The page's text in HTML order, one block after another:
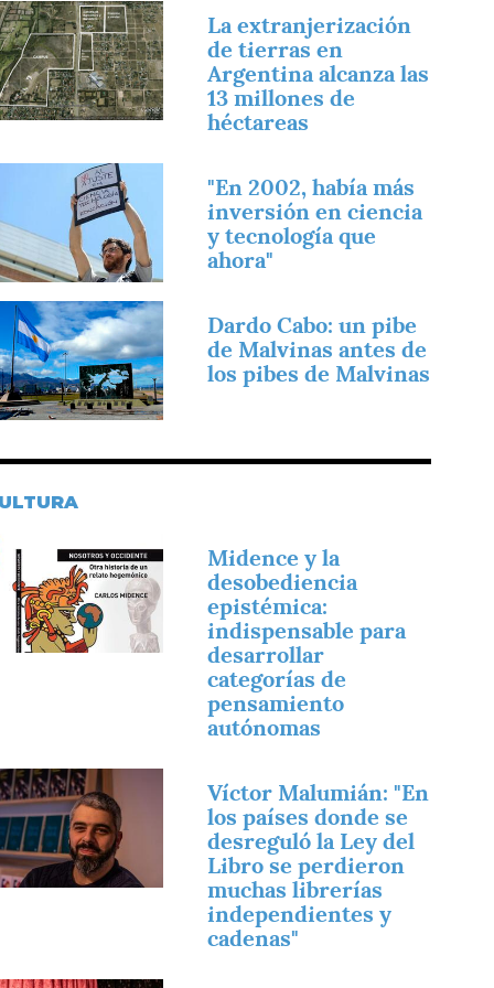
La extranjerización
de tierras en
Argentina alcanza las
13 millones de
héctareas
"En 2002, había más
inversión en ciencia
y tecnología que
ahora"
Dardo Cabo: un pibe
de Malvinas antes de
los pibes de Malvinas
Midence y la
desobediencia
epistémica:
indispensable para
desarrollar
categorías de
pensamiento
autónomas
Víctor Malumián: "En
los países donde se
desreguló la Ley del
Libro se perdieron
muchas librerías
independientes y
cadenas"